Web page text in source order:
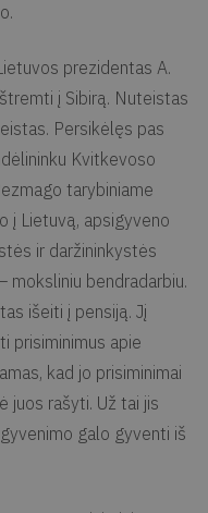
prezidentas A.
į Sibirą. Nuteistas
Persikėlęs pas
Kvitkevoso
tarybiniame
į Lietuvą, apsigyveno
ir daržininkystės
moksliniu bendradarbiu.
išeiti į pensiją. Jį
prisiminimus apie
kad jo prisiminimai
juos rašyti. Už tai jis
galo gyventi iš